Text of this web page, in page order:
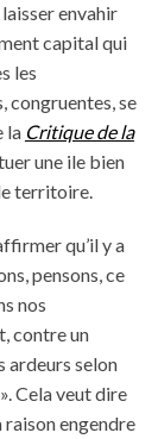
envahir
capital qui
les
congruentes, se
la Critique de la
une ile bien
territoire.
qu’il y a
pensons, ce
nos
contre un
ardeurs selon
Cela veut dire
engendre